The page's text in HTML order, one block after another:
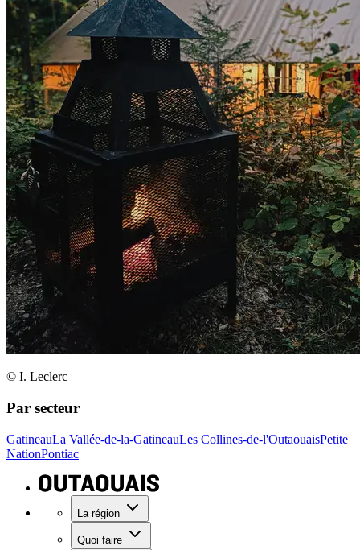
© I. Leclerc
Par secteur
GatineauLa Vallée-de-la-GatineauLes Collines-de-l'OutaouaisPetite
NationPontiac
La région
Quoi faire